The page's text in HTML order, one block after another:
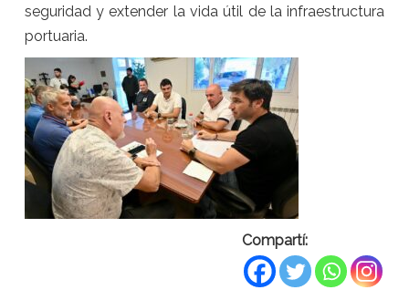
seguridad y extender la vida útil de la infraestructura
portuaria.
Compartí: